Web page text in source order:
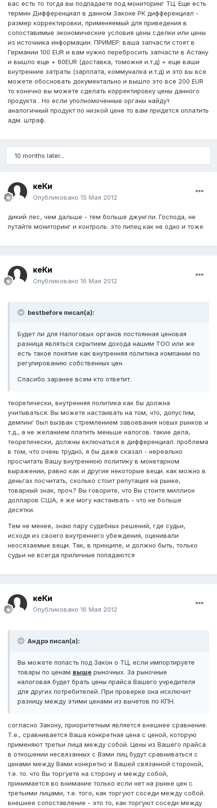
вас есть то тогда вы подпадаете под мониторинг ТЦ. Еще есть
термин Дифференциал в данном Законе РК дифференциал -
размер корректировки, применяемый для приведения в
сопоставимые экономические условия цены сделки или цены
из источника информации. ПРИМЕР: ваша запчасти стоят в
Германии 100 EUR и вам нужно перебросить запчасти в Астану
и вышло еще + 60EUR (доставка, томожня и.т.д) + еще ваши
внутренние затраты (зарплата, коммуналка и.т.д) и это вы все
можете обосновать документально и вышло это все 200 EUR
то конечно вы можете сделать корректировку цены данного
продукта . Но если уполномоченные органы найдут
аналогичный продукт по низкой цене то вам придется оплатить
адм. штраф.
10 months later...
кеКи
Опубликовано 15 Мая 2012
дикий лес, чем дальше - тем больше джунгли. Господа, не
путайте мониторинг и контроль. это пипец как не одно и тоже
кеКи
Опубликовано 16 Мая 2012
bestbefore писал(а):
Будет ли для Налоговых органов постоянная ценовая
разница являться скрытием дохода нашим ТОО или же
есть такое понятие как внутренняя политика компании по
регулированию собственных цен.
Спасибо заранее всем кто ответит.
теоретически, внутренняя политика как бы должна
учитываться. Вы можете настаивать на том, что, допустим,
демпинг был вызван стремлением завоевания новых рынков и
т.д., а не желанием платить меньше налогов. такие дела,
теоретически, должны включаться в дифференциал. проблема
в том, что очень трудно, я бы даже сказал - нереально
просчитать Вашу внутреннюю политику в монетарном
выражении, равно как и другие некоторые вещи. как можно в
деньгах посчитать, сколько стоит репутация на рынке,
товарный знак, проч.? Вы говорите, что Вы стоите миллион
долларов США, я же могу настаивать - что не больше
десятки.
Тем не менее, знаю пару судебных решений, где судьи,
исходя из своего внутреннего убеждения, оценивали
неосязаемые вещи. Так, в принципе, и должно быть, только
судьи не всегда приличные попадаются
кеКи
Опубликовано 16 Мая 2012
Андрэ писал(а):
Вы можете попасть под Закон о ТЦ, если импортируете
товары по ценам выше рыночных. За рыночные
налоговая будет брать цены прайса Вашего учредителя
для других потребителей. При проверке она исключит
разницу между этими ценами из вычетов по КПН.
согласно Закону, приоритетным является внешнее сравнение.
Т.е., сравнивается Ваша конкретная цена с ценой, которую
применяют третьи лица между собой. Цены из Вашего прайса
в отношении несвязанных с Вами лиц будут сравниваться с
ценами между Вами конкретно и Вашей связанной стороной,
т.е. то. что Вы торгуете на сторону и между собой,
принимается во внимание только если нет на рынке цен с
третьими лицами, т.е. того, как торгуют соседи между собой.
внешнее сопоставление - это то, как торгуют соседи между